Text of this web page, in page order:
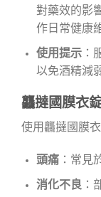
對藥效的影
作日常健康
使用提示：
以免酒精減
龘撻國膜衣
使用龘撻國膜
頭痛 ：常見
消化不良 ：